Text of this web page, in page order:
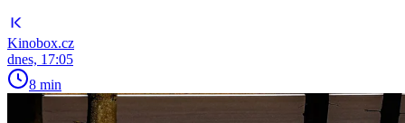
Kinobox.cz
dnes, 17:05
8 min